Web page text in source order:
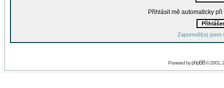
Přihlásit mě automaticky
Zapomněl(a) jsem
Powered byphpBB© 2001,